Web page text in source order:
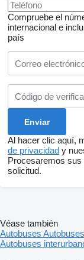
Compruebe el
internacional e
país
Al hacer clic aquí,
de privacidad y
Procesaremos sus
solicitud.
Véase también
Autobuses
Autobuses